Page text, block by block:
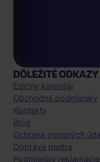
DÔLEŽITÉ ODKAZY
Edičný kalendár
Obchodné podmienky
Kontakty
Blog
Ochrana osobných
Doprava platba
Podmienky